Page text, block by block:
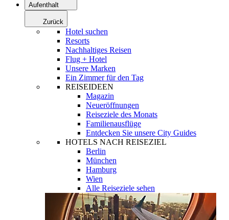
Aufenthalt
Zurück
Hotel suchen
Resorts
Nachhaltiges Reisen
Flug + Hotel
Unsere Marken
Ein Zimmer für den Tag
REISEIDEEN
Magazin
Neueröffnungen
Reiseziele des Monats
Familienausflüge
Entdecken Sie unsere City Guides
HOTELS NACH REISEZIEL
Berlin
München
Hamburg
Wien
Alle Reiseziele sehen